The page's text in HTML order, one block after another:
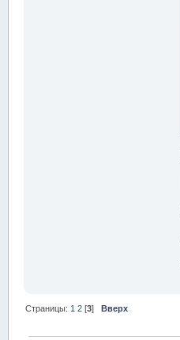
Страницы: 1 2 [3]Вверх